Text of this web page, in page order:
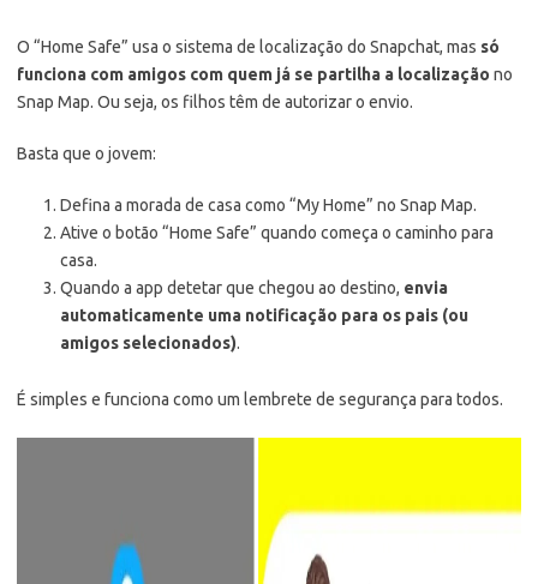
O “Home Safe” usa o sistema de localização do Snapchat, mas só
funciona com amigos com quem já se partilha a localização no
Snap Map. Ou seja, os filhos têm de autorizar o envio.
Basta que o jovem:
Defina a morada de casa como “My Home” no Snap Map.
Ative o botão “Home Safe” quando começa o caminho para
casa.
Quando a app detetar que chegou ao destino, envia
automaticamente uma notificação para os pais (ou
amigos selecionados).
É simples e funciona como um lembrete de segurança para todos.